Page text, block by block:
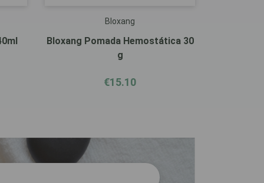
Bloxang
Bloxang Pomada Hemostática 30
g
€15.10